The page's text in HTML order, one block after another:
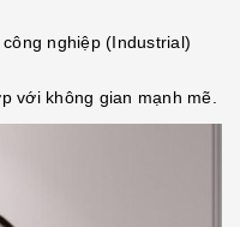
nghiệp (Industrial)
với không gian mạnh mẽ.